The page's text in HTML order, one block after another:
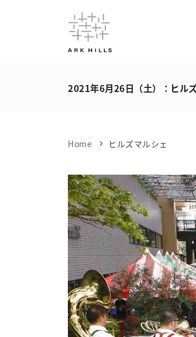
2021年6月26日（土）：ヒル
Home ヒルズマルシェ